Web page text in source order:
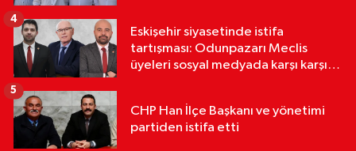
Eskişehir siyasetinde istifa
tartışması: Odunpazarı Meclis
üyeleri sosyal medyada karşı karşıya
4
CHP Han İlçe Başkanı ve yönetimi
partiden istifa etti
5